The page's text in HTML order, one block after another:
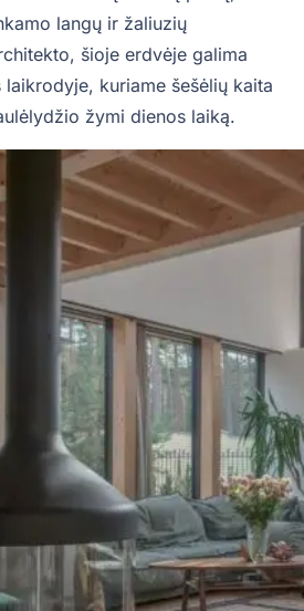
langų ir žaliuzių
šioje erdvėje galima
laikrodyje, kuriame šešėlių kaita
žymi dienos laiką.